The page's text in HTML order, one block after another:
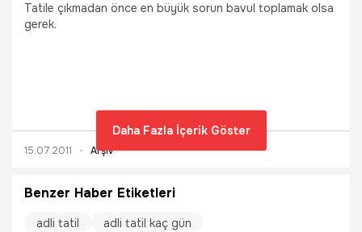
Tatile çıkmadan önce en büyük sorun bavul toplamak olsa
gerek.
15.07.2011 Arşiv
Daha Fazla İçerik Göster
Benzer Haber Etiketleri
adli tatil
adli tatil kaç gün